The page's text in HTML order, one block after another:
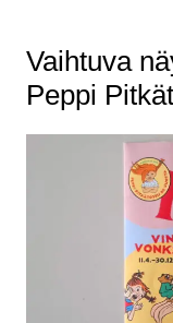
Vaihtuva
Peppi